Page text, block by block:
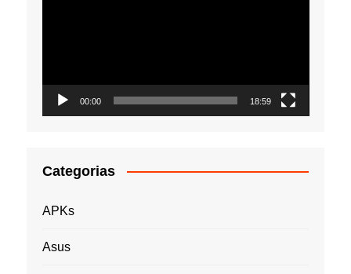
00:00 18:59
Categorias
APKs
Asus